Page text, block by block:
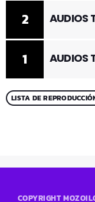
1 AUDIOS
2 AUDIOS
LISTA DE
COPYRIGHT